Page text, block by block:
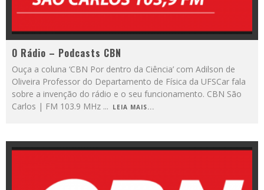
O Rádio – Podcasts CBN
Ouça a coluna ‘CBN Por dentro da Ciência’ com Adilson de
Oliveira Professor do Departamento de Física da UFSCar fala
sobre a invenção do rádio e o seu funcionamento. CBN São
Carlos | FM 103.9 MHz ... LEIA MAIS...